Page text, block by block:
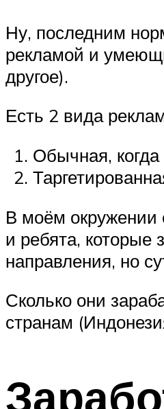
Ну, последним
рекламой и
другое).
Есть 2 вида
Обычная,
В моём окружении
и ребята, которые
направления, но
Сколько они
странам